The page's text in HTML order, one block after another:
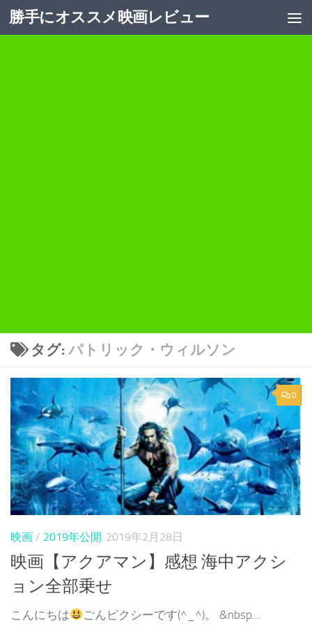
コンテンツへスキップ
勝手にオススメ映画レビュー
タグ: パトリック・ウィルソン
0
映画 / 2019年公開 2019年2月28日
映画【アクアマン】感想 海中アクシ
ョン全部乗せ
こんにちは ごんピクシーです(^_^)。 &nbsp...